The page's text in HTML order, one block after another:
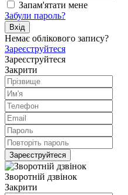
Запам'ятати мене
Забули пароль?
Вхiд
Немає облікового запису?
Зареєструйтеся
Зареєструйтеся
Закрити
Зареєструйтеся
Зворотній дзвінок
Закрити